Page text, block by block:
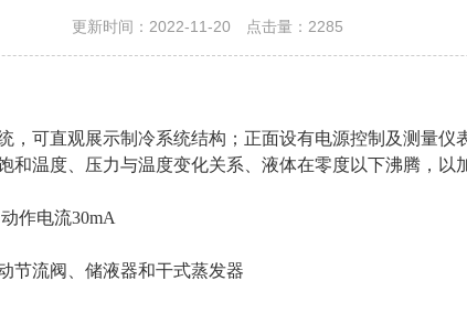
更新时间：2022-11-20 点击量： 2285
可直观展示制冷系统结构；正面设有电源控制及测量
温度、压力与温度变化关系、液体在零度以下沸腾，以
作电流30mA
节流阀、储液器和干式蒸发器